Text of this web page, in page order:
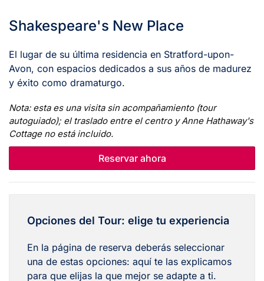
Shakespeare's New Place
El lugar de su última residencia en Stratford-upon-
Avon, con espacios dedicados a sus años de madurez
y éxito como dramaturgo.
Nota: esta es una visita sin acompañamiento (tour
autoguiado); el traslado entre el centro y Anne Hathaway's
Cottage no está incluido.
Reservar ahora
Opciones del Tour: elige tu experiencia
En la página de reserva deberás seleccionar
una de estas opciones: aquí te las explicamos
para que elijas la que mejor se adapte a ti.